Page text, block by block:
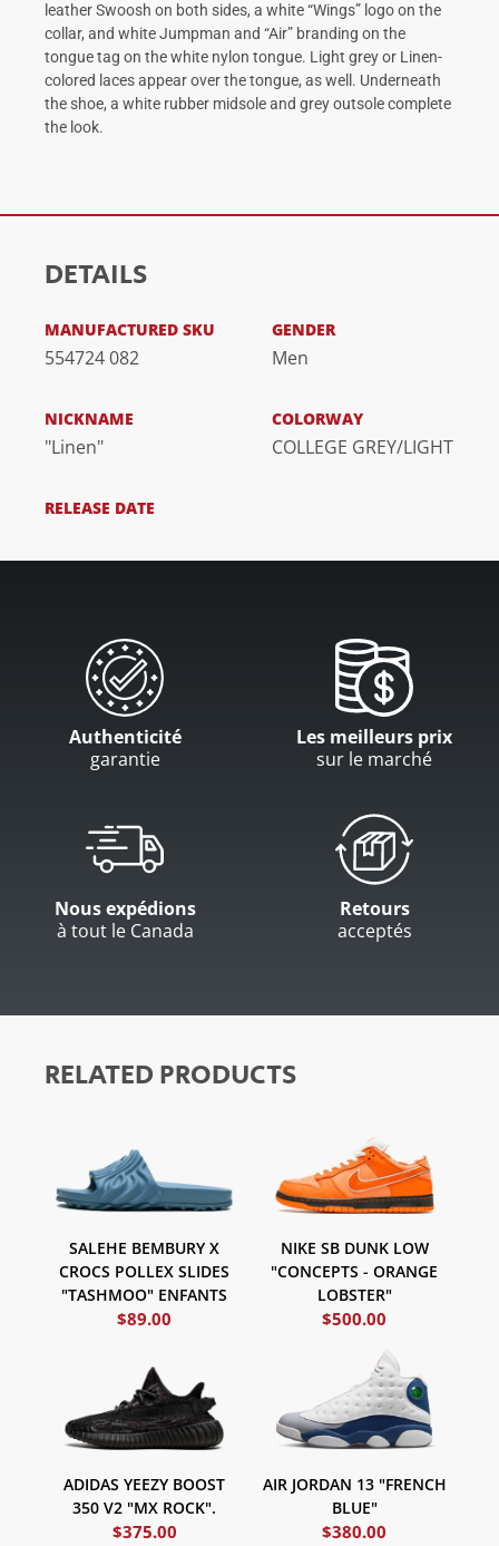
leather Swoosh on both sides, a white “Wings” logo on the
collar, and white Jumpman and “Air” branding on the
tongue tag on the white nylon tongue. Light grey or Linen-
colored laces appear over the tongue, as well. Underneath
the shoe, a white rubber midsole and grey outsole complete
the look.
DETAILS
MANUFACTURED SKU
554724 082
GENDER
Men
NICKNAME
"Linen"
COLORWAY
COLLEGE GREY/LIGHT
RELEASE DATE
Authenticité
garantie
Les meilleurs prix
sur le marché
Nous expédions
à tout le Canada
Retours
acceptés
RELATED PRODUCTS
SALEHE BEMBURY X
CROCS POLLEX SLIDES
"TASHMOO" ENFANTS
$89.00
NIKE SB DUNK LOW
"CONCEPTS - ORANGE
LOBSTER"
$500.00
ADIDAS YEEZY BOOST
350 V2 "MX ROCK".
$375.00
AIR JORDAN 13 "FRENCH
BLUE"
$380.00